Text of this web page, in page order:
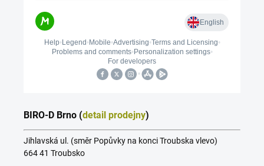
BIRO-D Brno (detail prodejny)
Jihlavská ul. (směr Popůvky na konci Troubska vlevo)
664 41 Troubsko